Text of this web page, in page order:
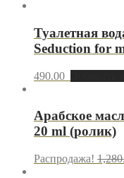
Туалетная
Seduction for
490.00
Арабское
20 ml (ролик)
Распродажа!